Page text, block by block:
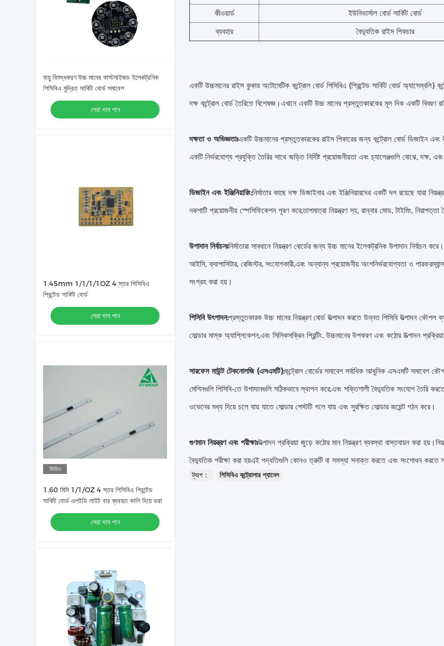
বায়ু বিশুদ্ধকরণ উচ্চ মানের কাস্টমাইজড ইলেকট্রনিক
পিসিবিএ মুদ্রিত সার্কিট বোর্ড সমাবেশ
সেরা দাম পান
1.45mm 1/1/1/1OZ 4 স্তর পিসিবিএ
প্রিন্টেড সার্কিট বোর্ড
সেরা দাম পান
ভিডিও
1.60 মিমি 1/1/OZ 4 স্তর পিসিবিএ প্রিন্টেড
সার্কিট বোর্ড এলইডি লাইট বার ব্যবহৃত কালি দিয়ে ভরা
সেরা দাম পান
কীওয়ার্ড
ইউনিভার্সাল বোর্ড সার্কিট বোর্ড
ব্যবহার
বৈদ্যুতিক রাইস পিকচার
একটি উচ্চমানের রাইস কুকার অটোমেটিক কন্ট্রোল বোর্ড পিসিবিএ (প্রিন্টেড সার্কিট বোর্ড
দক্ষ কন্ট্রোল বোর্ড তৈরিতে বিশেষজ্ঞ।এখানে একটি উচ্চ মানের প্রস্তুতকারকের মূল দিক একটি বিবরণ
দক্ষতা ও অভিজ্ঞতাঃএকটি উচ্চমানের প্রস্তুতকারকের রাইস পিকারের জন্য কন্ট্রোল বোর্ড ডিজাইন এবং
একটি নির্ভরযোগ্য প্রযুক্তি তৈরির সাথে জড়িত নির্দিষ্ট প্রয়োজনীয়তা এবং চ্যালেঞ্জগুলি বোঝে, দক্ষ,
ডিজাইন এবং ইঞ্জিনিয়ারিং:নির্মাতার কাছে দক্ষ ডিজাইনার এবং ইঞ্জিনিয়ারদের একটি দল রয়েছে যারা
নকশাটি প্রয়োজনীয় স্পেসিফিকেশন পূরণ করে,তাপমাত্রা নিয়ন্ত্রণ সহ, রান্নার মোড, টাইমিং, নিরাপত্তা
উপাদান নির্বাচনঃনির্মাতারা সাবধানে নিয়ন্ত্রণ বোর্ডের জন্য উচ্চ মানের ইলেকট্রনিক উপাদান নির্বাচন
আইসি, ক্যাপাসিটার, রেজিস্টর, সংযোগকারী,এবং অন্যান্য প্রয়োজনীয় অংশনির্ভরযোগ্যতা ও
সংগ্রহ করা হয়।
পিসিবি উৎপাদন:প্রস্তুতকারক উচ্চ মানের নিয়ন্ত্রণ বোর্ড উত্পাদন করতে উন্নত পিসিবি উত্পাদন কৌশল
সোল্ডার মাস্ক অ্যাপ্লিকেশন,এবং সিলিকসক্রিন প্রিন্টিং. উচ্চমানের উপকরণ এবং কঠোর উত্পাদন
সারফেস মাউন্ট টেকনোলজি (এসএমটি):কন্ট্রোল বোর্ডের সমাবেশ সর্বাধিক আধুনিক এসএমটি সমাবেশ
মেশিনগুলি পিসিবি-তে উপাদানগুলি সঠিকভাবে স্থাপন করে,এবং শক্তিশালী বৈদ্যুতিক সংযোগ তৈরি
ওভেনের মধ্য দিয়ে চলে যায় যাতে সোল্ডার পেস্টটি গলে যায় এবং সুরক্ষিত সোল্ডার জয়েন্ট গঠন করে।
গুণমান নিয়ন্ত্রণ এবং পরীক্ষাঃউত্পাদন প্রক্রিয়া জুড়ে কঠোর মান নিয়ন্ত্রণ ব্যবস্থা বাস্তবায়ন করা
বৈদ্যুতিক পরীক্ষা করা হয়এই পদ্ধতিগুলি কোনও ত্রুটি বা সমস্যা সনাক্ত করতে এবং সংশোধন করতে
ট্যাগ： পিসিবিএ কন্ট্রোলার প্যানেল